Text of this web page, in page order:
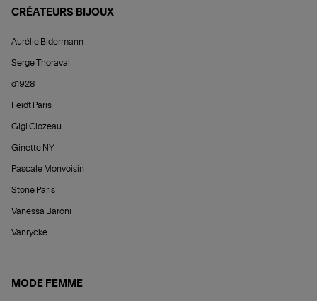
CRÉATEURS BIJOUX
Aurélie Bidermann
Serge Thoraval
d1928
Feidt Paris
Gigi Clozeau
Ginette NY
Pascale Monvoisin
Stone Paris
Vanessa Baroni
Vanrycke
MODE FEMME